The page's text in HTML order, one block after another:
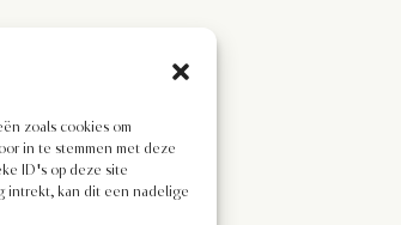
zoals cookies om
in te stemmen met deze
ID's op deze site
intrekt, kan dit een nadelige